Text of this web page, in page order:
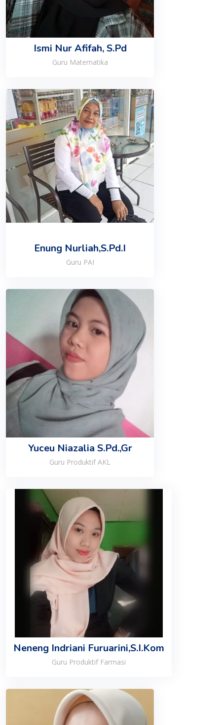
Ismi Nur Afifah, S.Pd
Guru Matematika
Enung Nurliah,S.Pd.I
Guru PAI
Yuceu Niazalia S.Pd.,Gr
Guru Produktif AKL
Neneng Indriani Furuarini,S.I.Kom
Guru Produktif Farmasi